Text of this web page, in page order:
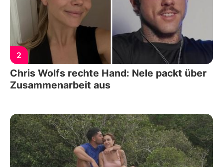
2
Chris Wolfs rechte Hand: Nele packt über
Zusammenarbeit aus